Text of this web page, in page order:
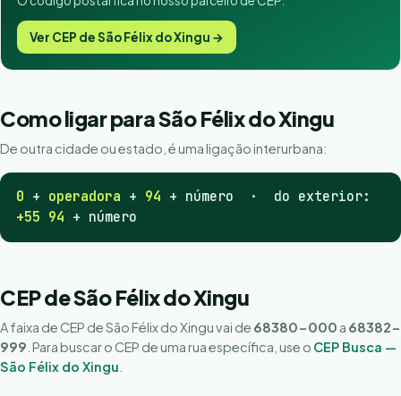
Ver CEP de São Félix do Xingu →
Como ligar para São Félix do Xingu
De outra cidade ou estado, é uma ligação interurbana:
0 + operadora + 94 + número · do exterior:
+55 94 + número
CEP de São Félix do Xingu
A faixa de CEP de São Félix do Xingu vai de 68380-000 a 68382-
999 . Para buscar o CEP de uma rua específica, use o CEP Busca —
São Félix do Xingu